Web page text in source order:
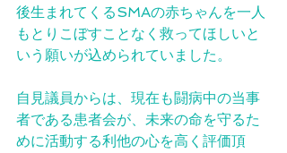
後生まれてくるSMAの赤ちゃんを一人
もとりこぼすことなく救ってほしいと
いう願いが込められていました。
自見議員からは、現在も闘病中の当事
者である患者会が、未来の命を守るた
めに活動する利他の心を高く評価頂